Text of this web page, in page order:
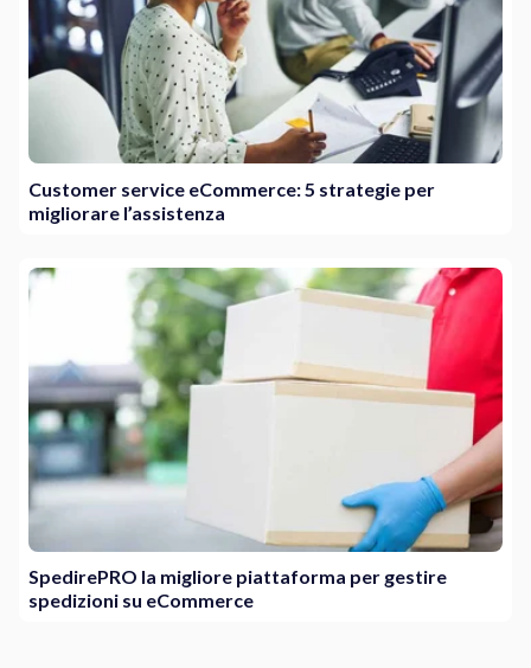
Customer service eCommerce: 5 strategie per
migliorare l’assistenza
SpedirePRO la migliore piattaforma per gestire
spedizioni su eCommerce